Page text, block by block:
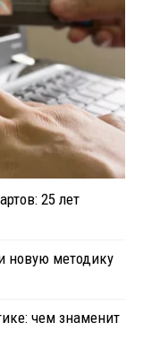
25 лет
новую методику
чем знаменит